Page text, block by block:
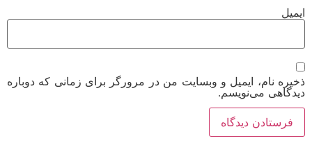
ایمیل
ذخیره نام، ایمیل و وبسایت من در مرورگر برای زمانی که دوباره
دیدگاهی می‌نویسم.